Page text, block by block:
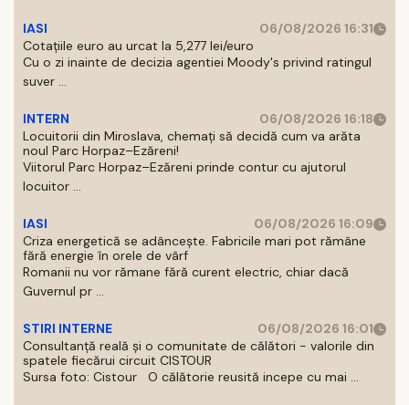
IASI
06/08/2026 16:31
Cotațiile euro au urcat la 5,277 lei/euro
Cu o zi inainte de decizia agentiei Moody's privind ratingul
suver ...
INTERN
06/08/2026 16:18
Locuitorii din Miroslava, chemați să decidă cum va arăta
noul Parc Horpaz–Ezăreni!
Viitorul Parc Horpaz–Ezăreni prinde contur cu ajutorul
locuitor ...
IASI
06/08/2026 16:09
Criza energetică se adâncește. Fabricile mari pot rămâne
fără energie în orele de vârf
Romanii nu vor rămane fără curent electric, chiar dacă
Guvernul pr ...
STIRI INTERNE
06/08/2026 16:01
Consultanță reală și o comunitate de călători - valorile din
spatele fiecărui circuit CISTOUR
Sursa foto: Cistour O călătorie reusită incepe cu mai ...